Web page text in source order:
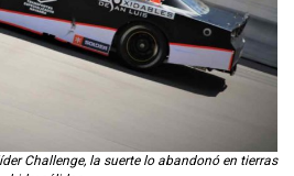
Challenge, la suerte lo abandonó en tierras